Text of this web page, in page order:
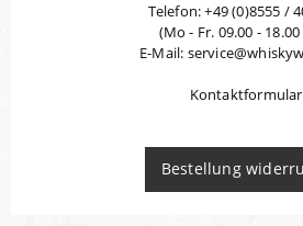
Telefon: +49 (0)8555 /
(Mo - Fr. 09.00 -
E-Mail:
Kontaktformular
Bestellung